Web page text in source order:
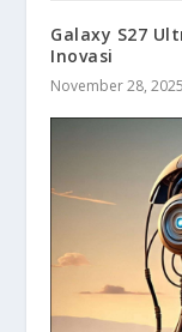
Galaxy S27
Inovasi
November 28, 2025